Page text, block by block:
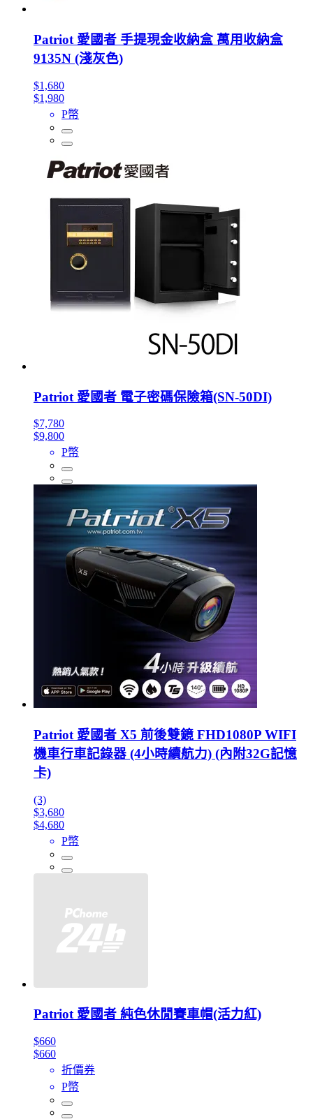
Patriot 愛國者 手提現金收納盒 萬用收納盒
9135N (淺灰色)
$1,680
$1,980
P幣
Patriot 愛國者 電子密碼保險箱(SN-50DI)
$7,780
$9,800
P幣
Patriot 愛國者 X5 前後雙鏡 FHD1080P WIFI
機車行車記錄器 (4小時續航力) (內附32G記憶
卡)
(3)
$3,680
$4,680
P幣
Patriot 愛國者 純色休閒賽車帽(活力紅)
$660
$660
折價券
P幣